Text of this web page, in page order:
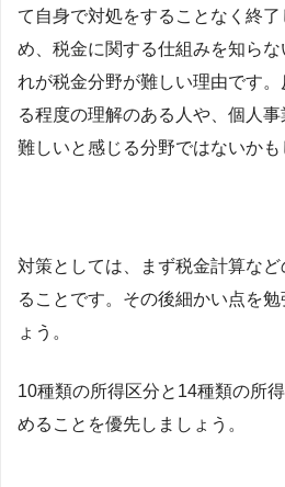
て自身で対処をすることなく終
め、税金に関する仕組みを知ら
れが税金分野が難しい理由です
る程度の理解のある人や、個人
難しいと感じる分野ではないかも
対策としては、まず税金計算な
ることです。その後細かい点を
ょう。
10種類の所得区分と14種類の所
めることを優先しましょう。